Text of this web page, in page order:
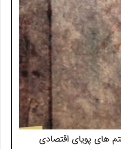
های پویای اقتصادی